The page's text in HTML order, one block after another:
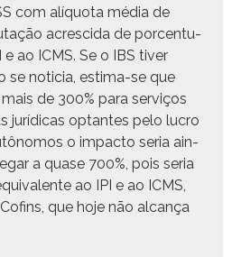
com alíquo­ta média de
acresci­da de por­centu­
ao ICMS. Se o IBS tiv­er
se noti­cia, esti­ma-se que
de 300% para serviços
jurídi­cas optantes pelo lucro
o impacto seria ain­
a quase 700%, pois seria
ao IPI e ao ICMS,
que hoje não alcança